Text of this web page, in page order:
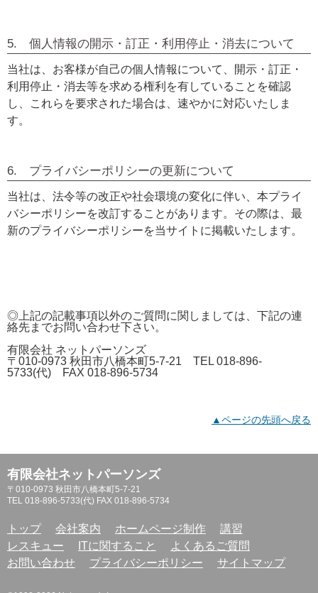
5. 個人情報の開示・訂正・利用停止・消去について
当社は、お客様が自己の個人情報について、開示・訂正・
利用停止・消去等を求める権利を有していることを確認
し、これらを要求された場合は、速やかに対応いたしま
す。
6. プライバシーポリシーの更新について
当社は、法令等の改正や社会環境の変化に伴い、本プライ
バシーポリシーを改訂することがあります。その際は、最
新のプライバシーポリシーを当サイトに掲載いたします。
◎上記の記載事項以外のご質問に関しましては、下記の連
絡先までお問い合わせ下さい。
有限会社 ネットパーソンズ
〒010-0973 秋田市八橋本町5-7-21 TEL 018-896-
5733(代) FAX 018-896-5734
▲ページの先頭へ戻る
有限会社ネットパーソンズ
〒010-0973 秋田市八橋本町5-7-21
TEL 018-896-5733(代) FAX 018-896-5734
トップ 会社案内 ホームページ制作
講習
レスキュー
ITに関すること
よくあるご質問
お問い合わせ
プライバシーポリシー サイトマップ